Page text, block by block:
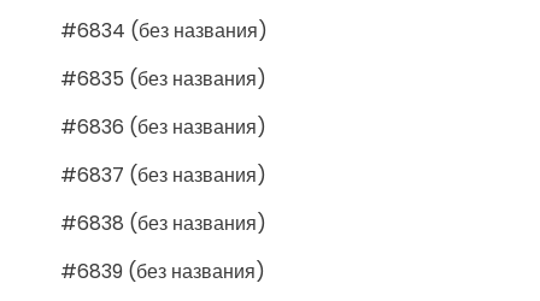
#6834 (без названия)
#6835 (без названия)
#6836 (без названия)
#6837 (без названия)
#6838 (без названия)
#6839 (без названия)